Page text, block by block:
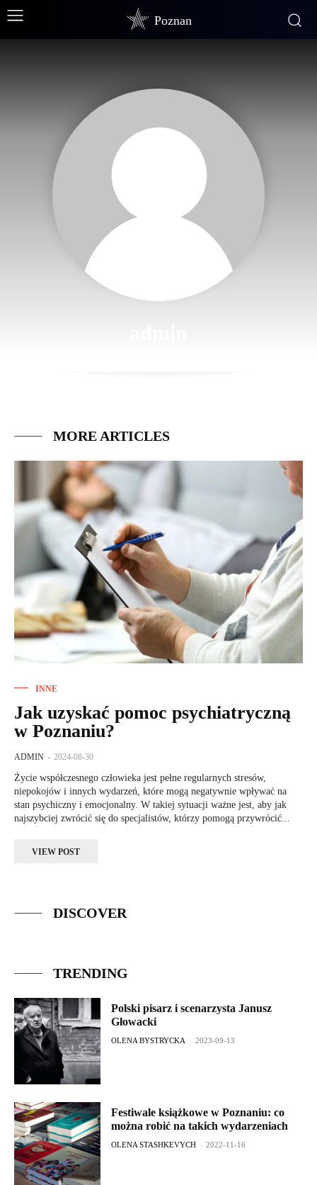
Poznan
MORE ARTICLES
INNE
Jak uzyskać pomoc psychiatryczną
w Poznaniu?
ADMIN - 2024-08-30
Życie współczesnego człowieka jest pełne regularnych stresów,
niepokojów i innych wydarzeń, które mogą negatywnie wpływać na
stan psychiczny i emocjonalny. W takiej sytuacji ważne jest, aby jak
najszybciej zwrócić się do specjalistów, którzy pomogą przywrócić...
VIEW POST
DISCOVER
TRENDING
Polski pisarz i scenarzysta Janusz
Głowacki
OLENA BYSTRYCKA - 2023-09-13
Festiwale książkowe w Poznaniu: co
można robić na takich wydarzeniach
OLENA STASHKEVYCH - 2022-11-16